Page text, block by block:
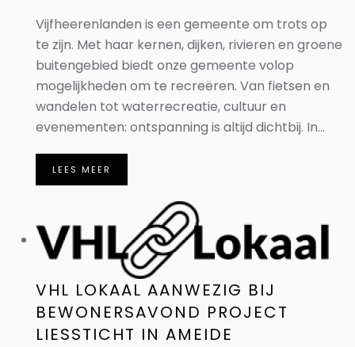
Vijfheerenlanden is een gemeente om trots op
te zijn. Met haar kernen, dijken, rivieren en groene
buitengebied biedt onze gemeente volop
mogelijkheden om te recreëren. Van fietsen en
wandelen tot waterrecreatie, cultuur en
evenementen: ontspanning is altijd dichtbij. In...
LEES MEER
VHL LOKAAL AANWEZIG BIJ
BEWONERSAVOND PROJECT
LIESSTICHT IN AMEIDE